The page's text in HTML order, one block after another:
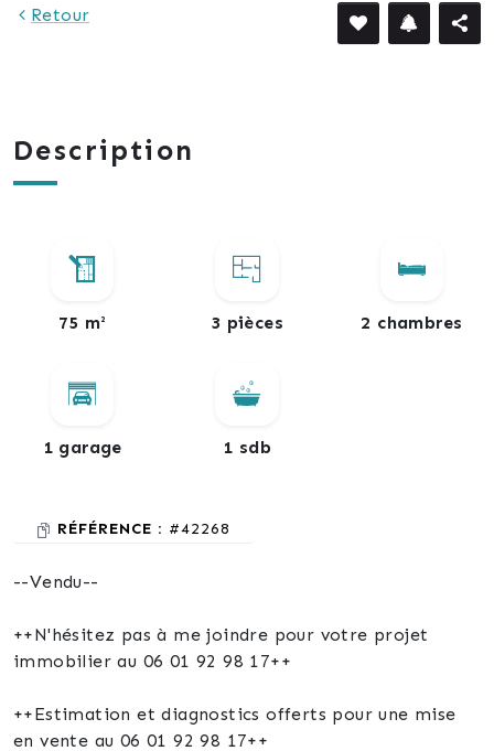
Retour
Description
75 m² 3 pièces 2 chambres
1 garage 1 sdb
RÉFÉRENCE : #42268
--Vendu--
++N'hésitez pas à me joindre pour votre projet
immobilier au 06 01 92 98 17++
++Estimation et diagnostics offerts pour une mise
en vente au 06 01 92 98 17++